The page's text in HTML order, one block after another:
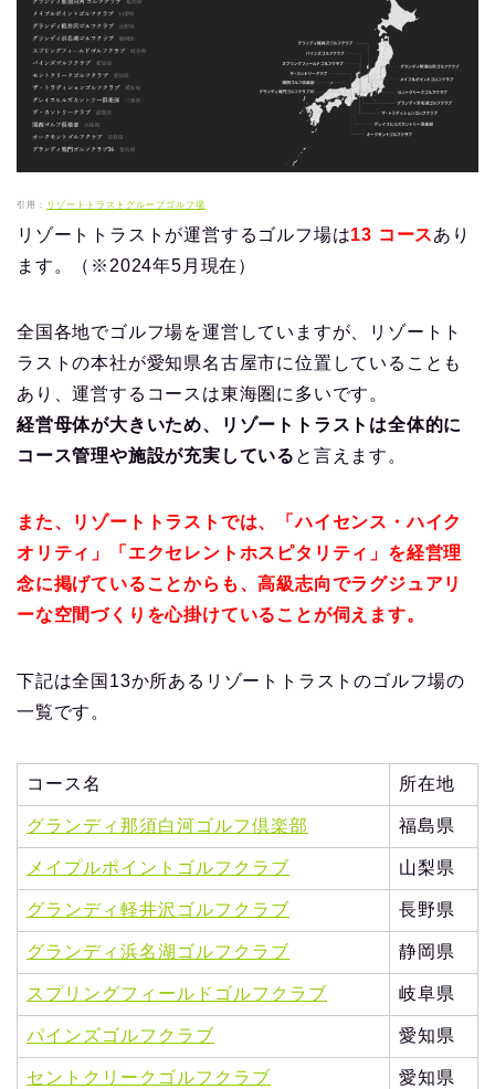
引用： リゾートトラストグループゴルフ場
リゾートトラストが運営するゴルフ場は13 コースあり
ます。（※2024年5月現在）
全国各地でゴルフ場を運営していますが、リゾートト
ラストの本社が愛知県名古屋市に位置していることも
あり、運営するコースは東海圏に多いです。
経営母体が大きいため、リゾートトラストは全体的に
コース管理や施設が充実している と言えます。
また、リゾートトラストでは、「ハイセンス・ハイク
オリティ」「エクセレントホスピタリティ」を経営理
念に掲げていることからも、高級志向でラグジュアリ
ーな空間づくりを心掛けていることが伺えます。
下記は全国13か所あるリゾートトラストのゴルフ場の
一覧です。
コース名 所在地
グランディ那須白河ゴルフ倶楽部 福島県
メイプルポイントゴルフクラブ 山梨県
グランディ軽井沢ゴルフクラブ 長野県
グランディ浜名湖ゴルフクラブ 静岡県
スプリングフィールドゴルフクラブ 岐阜県
パインズゴルフクラブ 愛知県
セントクリークゴルフクラブ 愛知県